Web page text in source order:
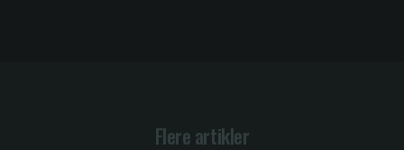
Flere artikler